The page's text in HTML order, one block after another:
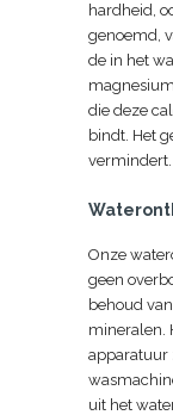
hardheid,
genoemd,
de in het
die deze
bindt. Het
vermindert.
Onze
geen
behoud
mineralen.
apparatuur
uit het